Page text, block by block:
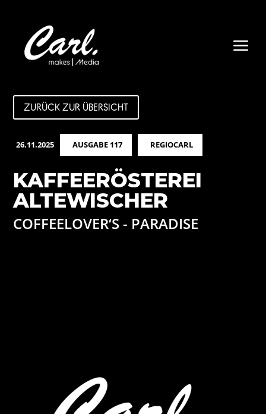
a
ZURÜCK ZUR ÜBERSICHT
26.11.2025 AUSGABE 117 REGIOCARL
KAFFEERÖSTEREI
ALTEWISCHER
COFFEELOVER‘S - PARADISE